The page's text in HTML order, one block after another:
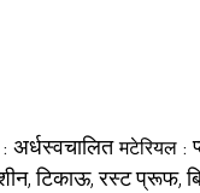
अर्धस्वचालित मटेरियल :
टिकाऊ, रस्ट